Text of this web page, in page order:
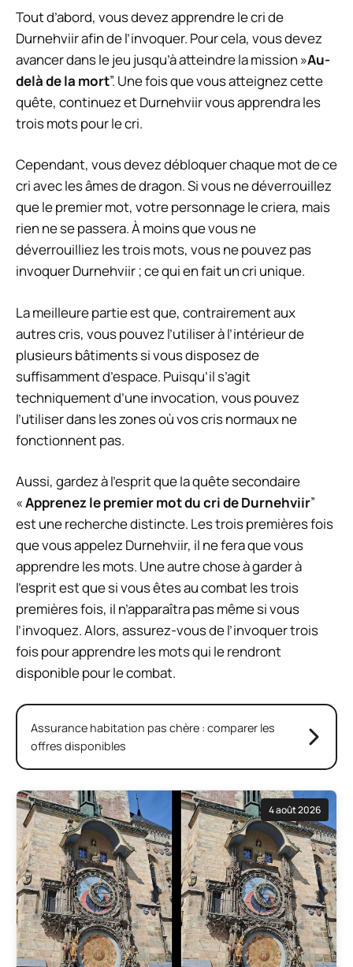
Tout d’abord, vous devez apprendre le cri de
Durnehviir afin de l’invoquer. Pour cela, vous devez
avancer dans le jeu jusqu’à atteindre la mission »Au-
delà de la mort”. Une fois que vous atteignez cette
quête, continuez et Durnehviir vous apprendra les
trois mots pour le cri.
Cependant, vous devez débloquer chaque mot de ce
cri avec les âmes de dragon. Si vous ne déverrouillez
que le premier mot, votre personnage le criera, mais
rien ne se passera. À moins que vous ne
déverrouilliez les trois mots, vous ne pouvez pas
invoquer Durnehviir ; ce qui en fait un cri unique.
La meilleure partie est que, contrairement aux
autres cris, vous pouvez l’utiliser à l’intérieur de
plusieurs bâtiments si vous disposez de
suffisamment d’espace. Puisqu’il s’agit
techniquement d’une invocation, vous pouvez
l’utiliser dans les zones où vos cris normaux ne
fonctionnent pas.
Aussi, gardez à l’esprit que la quête secondaire
«Apprenez le premier mot du cri de Durnehviir”
est une recherche distincte. Les trois premières fois
que vous appelez Durnehviir, il ne fera que vous
apprendre les mots. Une autre chose à garder à
l’esprit est que si vous êtes au combat les trois
premières fois, il n’apparaîtra pas même si vous
l’invoquez. Alors, assurez-vous de l’invoquer trois
fois pour apprendre les mots qui le rendront
disponible pour le combat.
Assurance habitation pas chère : comparer les
offres disponibles
4 août 2026